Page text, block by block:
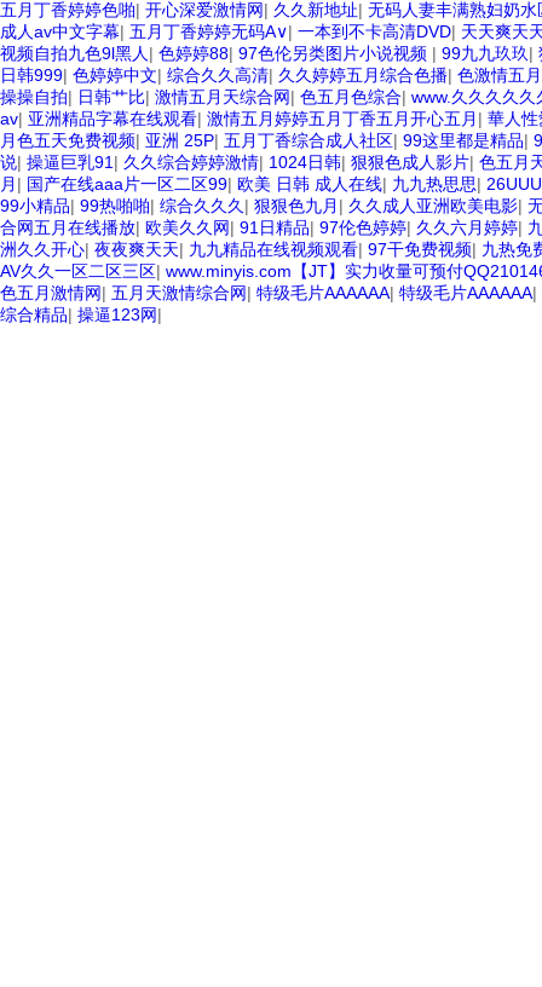
五月丁香婷婷色啪| 开心深爱激情网| 久久新地址| 无码人妻丰满熟妇奶水
成人av中文字幕| 五月丁香婷婷无码A∨| 一本到不卡高清DVD| 天天爽天
视频自拍九色9l黑人 | 色婷婷88| 97色伦另类图片小说视频 | 99九九玖玖|
日韩999| 色婷婷中文| 综合久久高清| 久久婷婷五月综合色播| 色激情五月
操操自拍| 日韩艹比| 激情五月天综合网| 色五月色综合| www.久久久久久
av| 亚洲精品字幕在线观看| 激情五月婷婷五月丁香五月开心五月 | 華人性
月色五天免费视频| 亚洲 25P| 五月丁香综合成人社区| 99这里都是精品|
说| 操逼巨乳91 | 久久综合婷婷激情| 1024日韩| 狠狠色成人影片| 色五月
月 | 国产在线aaa片一区二区99| 欧美 日韩 成人在线| 九九热思思|
99小精品| 99热啪啪| 综合久久久 | 狠狠色九月 | 久久成人亚洲欧美电影|
合网五月在线播放| 欧美久久网| 91日精品| 97伦色婷婷| 久久六月婷婷|
洲久久开心| 夜夜爽天天| 九九精品在线视频观看| 97干免费视频| 九热免
AV久久一区二区三区| www.minyis.com【JT】实力收量可预付
色五月激情网| 五月天激情综合网| 特级毛片AAAAAA| 特级毛片AAAAAA|
综合精品| 操逼123网|